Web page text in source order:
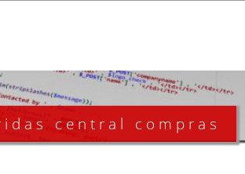
central compras